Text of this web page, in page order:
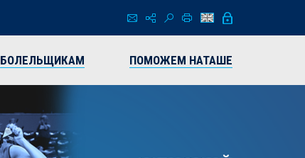
БОЛЕЛЬЩИКАМ ПОМОЖЕМ НАТАШЕ